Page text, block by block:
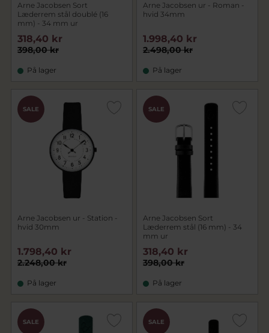
Arne Jacobsen Sort
Læderrem stål doublé (16
mm) - 34 mm ur
398,00 kr
318,40 kr
På lager
Arne Jacobsen ur - Roman -
hvid 34mm
2.498,00 kr
1.998,40 kr
På lager
SALE
Arne Jacobsen ur - Station -
hvid 30mm
2.248,00 kr
1.798,40 kr
På lager
SALE
Arne Jacobsen Sort
Læderrem stål (16 mm) - 34
mm ur
398,00 kr
318,40 kr
På lager
SALE SALE